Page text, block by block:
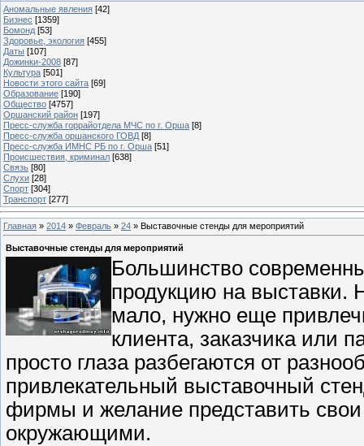
Аномальные явления [42]
Бизнес [1359]
Бомонд [53]
Здоровье, экология [455]
Даты [107]
Дожинки-2008 [87]
Культура [501]
Новости этого сайта [69]
Образование [190]
Общество [4757]
Оршанский район [197]
Пресс-служба горрайотдела МЧС по г. Орша [8]
Пресс-служба оршанского ГОВД [8]
Пресс-служба ИМНС РБ по г. Орша [51]
Проиcшествия, криминал [638]
Связь [80]
Слухи [28]
Спорт [304]
Транспорт [277]
Главная » 2014 » Февраль » 24 » Выставочные стенды для мероприятий
Выставочные стенды для мероприятий
Большинство
продукцию на выставки.
мало, нужно еще
клиента, заказчика или
просто глаза разбегаются от
привлекательный выставочный
фирмы и желание представить
окружающими.